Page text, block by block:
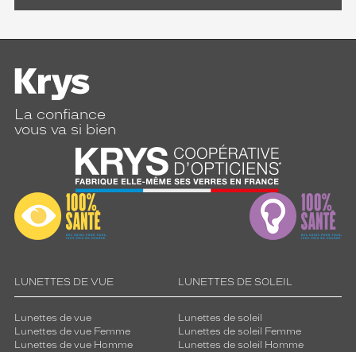
La confiance
vous va si bien
LUNETTES DE VUE
Lunettes de vue
Lunettes de vue Femme
Lunettes de vue Homme
LUNETTES DE SOLEIL
Lunettes de soleil
Lunettes de soleil Femme
Lunettes de soleil Homme